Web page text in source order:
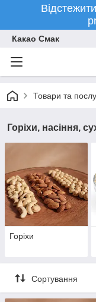
Какао Смак
Товари та
Горіхи, насіння,
Горіхи
Сортування